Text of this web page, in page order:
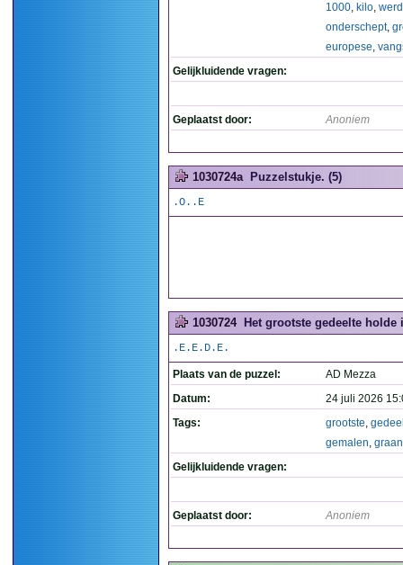
1000, kilo, werd
onderschept,
europese,
Gelijkluidende vragen:
Geplaatst door: Anoniem
1030724a Puzzelstukje. (5)
.O..E
1030724 Het grootste gedeelte holde
.E.E.D.E.
Plaats van de puzzel:
AD Mezza
Datum:
24 juli 2026
Tags:
grootste,
gemalen, graan
Gelijkluidende vragen:
Geplaatst door: Anoniem